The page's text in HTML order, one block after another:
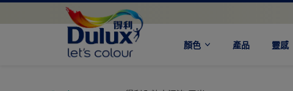
顏色 產品 靈感